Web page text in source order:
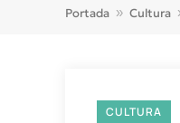
Portada » Cultura
CULTURA